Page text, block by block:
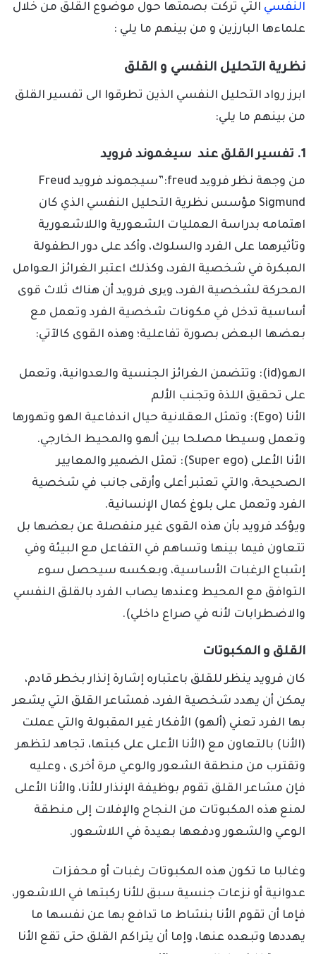
النفسي التي تركت بصمتها حول موضوع القلق من خلال
علماءها البارزين و من بينهم ما يلي :
نظرية التحليل النفسي و القلق
ابرز رواد التحليل النفسي الذين تطرقوا الى تفسير القلق
من بينهم ما يلي:
1. تفسير القلق عند سيغموند فرويد
من وجهة نظر فروید freud:”سيجموند فرويد Freud
Sigmund مؤسس نظرية التحليل النفسي الذي كان
اهتمامه بدراسة العمليات الشعورية واللاشعورية
وتأثيرهما على الفرد والسلوك، وأكد على دور الطفولة
المبكرة في شخصية الفرد، وكذلك اعتبر الغرائز العوامل
المحركة لشخصية الفرد، ویری فروید أن هناك ثلاث قوى
أساسية تدخل في مكونات شخصية الفرد وتعمل مع
بعضها البعض بصورة تفاعلية؛ وهذه القوى كالآتي:
الهو(id): وتتضمن الغرائز الجنسية والعدوانية، وتعمل
على تحقيق اللذة وتجنب الألم
الأنا (Ego): وتمثل العقلانية حيال اندفاعية الهو وتهورها
وتعمل وسيطا مصلحا بين ألهو والمحيط الخارجي.
الأنا الأعلى (Super ego): تمثل الضمير والمعايير
الصحيحة، والتي تعتبر أعلى وأرقی جانب في شخصية
الفرد وتعمل على بلوغ كمال الإنسانية.
ويؤكد فرويد بأن هذه القوى غير منفصلة عن بعضها بل
تتعاون فيما بينها وتساهم في التفاعل مع البيئة وفي
إشباع الرغبات الأساسية، وبعكسه سيحصل سوء
التوافق مع المحيط وعندها يصاب الفرد بالقلق النفسي
والاضطرابات لأنه في صراع داخلي).
القلق و المكبوتات
كان فرويد ينظر للقلق باعتباره إشارة إنذار بخطر قادم،
يمكن أن يهدد شخصية الفرد، فمشاعر القلق التي يشعر
بها الفرد تعني (ألهو) الأفكار غير المقبولة والتي عملت
(الأنا) بالتعاون مع (الأنا الأعلى على كبتها، تجاهد لتظهر
وتقترب من منطقة الشعور والوعي مرة أخرى ، وعليه
فإن مشاعر القلق تقوم بوظيفة الإنذار للأنا، والأنا الأعلى
لمنع هذه المكبوتات من النجاح والإفلات إلى منطقة
الوعي والشعور ودفعها بعيدة في اللاشعور.
وغالبا ما تكون هذه المكبوتات رغبات أو محفزات
عدوانية أو نزعات جنسية سبق للأنا ركبتها في اللاشعور،
فإما أن تقوم الأنا بنشاط ما تدافع بها عن نفسها ما
يهددها وتبعده عنها، وإما أن يتراكم القلق حتى تقع الأنا